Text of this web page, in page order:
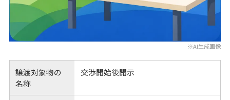
※AI生成画像
譲渡対象物の
名称
交渉開始後開示